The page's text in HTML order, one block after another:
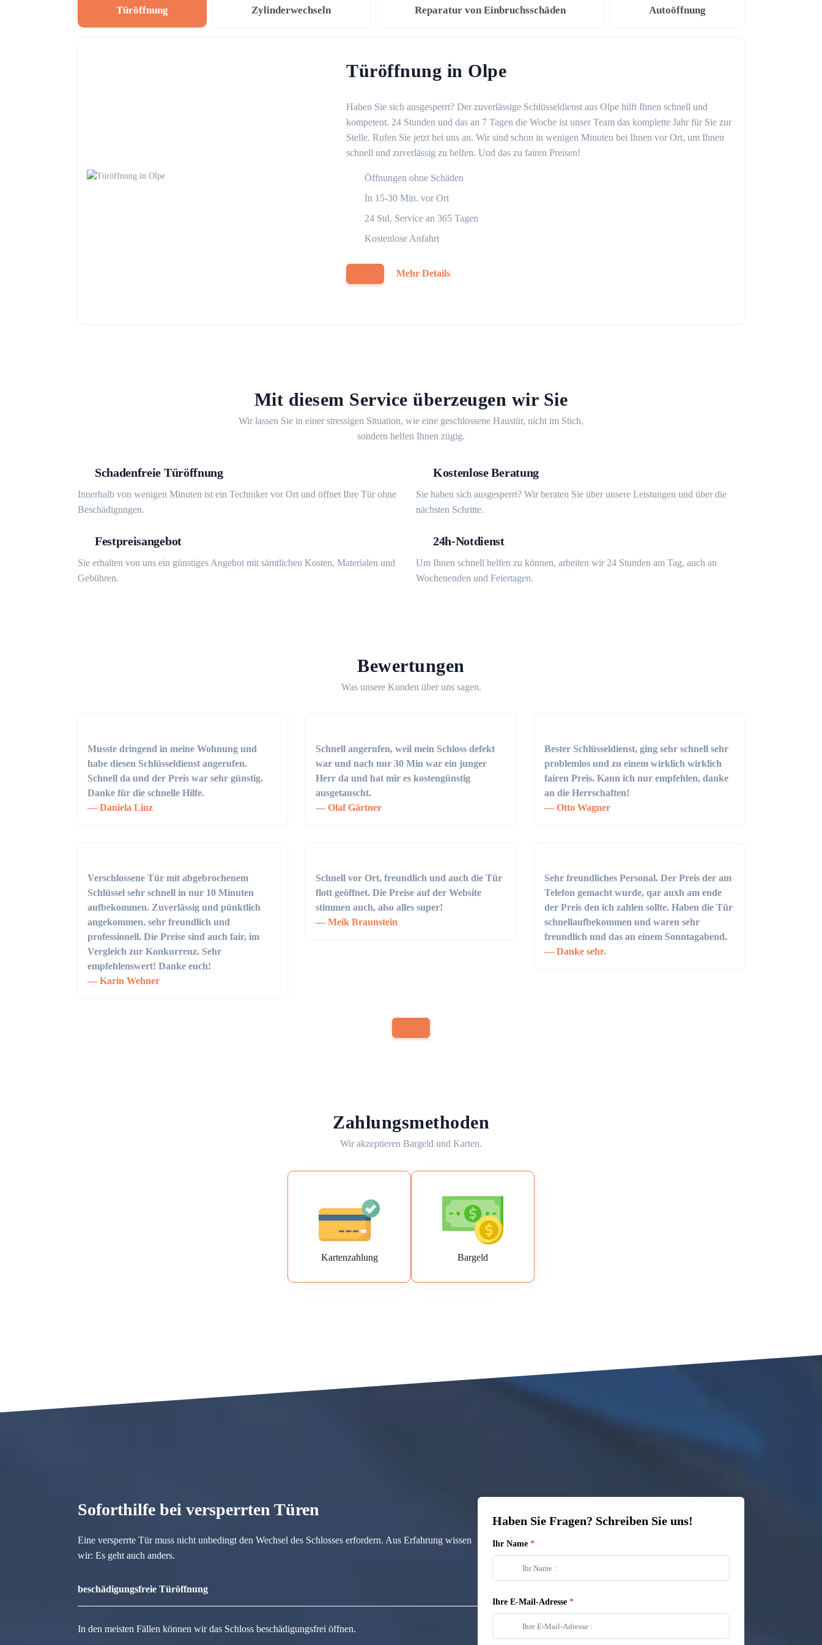
Türöffnung Zylinderwechseln Reparatur von Einbruchsschäden Autoöffnung
Türöffnung in Olpe
Haben Sie sich ausgesperrt? Der zuverlässige Schlüsseldienst aus Olpe hilft Ihnen schnell und
kompetent. 24 Stunden und das an 7 Tagen die Woche ist unser Team das komplette Jahr für Sie zur
Stelle. Rufen Sie jetzt bei uns an. Wir sind schon in wenigen Minuten bei Ihnen vor Ort, um Ihnen
schnell und zuverlässig zu helfen. Und das zu fairen Preisen!
Öffnungen ohne Schäden
In 15-30 Min. vor Ort
24 Std. Service an 365 Tagen
Kostenlose Anfahrt
Mehr Details
Mit diesem Service überzeugen wir Sie
Wir lassen Sie in einer stressigen Situation, wie eine geschlossene Haustür, nicht im Stich,
sondern helfen Ihnen zügig.
Schadenfreie Türöffnung
Innerhalb von wenigen Minuten ist ein Techniker vor Ort und öffnet Ihre Tür ohne
Beschädigungen.
Kostenlose Beratung
Sie haben sich ausgesperrt? Wir beraten Sie über unsere Leistungen und über die
nächsten Schritte.
Festpreisangebot
Sie erhalten von uns ein günstiges Angebot mit sämtlichen Kosten, Materialen und
Gebühren.
24h-Notdienst
Um Ihnen schnell helfen zu können, arbeiten wir 24 Stunden am Tag, auch an
Wochenenden und Feiertagen.
Bewertungen
Was unsere Kunden über uns sagen.
Musste dringend in meine Wohnung und
habe diesen Schlüsseldienst angerufen.
Schnell da und der Preis war sehr günstig.
Danke für die schnelle Hilfe.
Daniela Linz
Schnell angerufen, weil mein Schloss defekt
war und nach nur 30 Min war ein junger
Herr da und hat mir es kostengünstig
ausgetauscht.
Olaf Gärtner
Bester Schlüsseldienst, ging sehr schnell sehr
problemlos und zu einem wirklich wirklich
fairen Preis. Kann ich nur empfehlen, danke
an die Herrschaften!
Otto Wagner
Verschlossene Tür mit abgebrochenem
Schlüssel sehr schnell in nur 10 Minuten
aufbekommen. Zuverlässig und pünktlich
angekommen, sehr freundlich und
professionell. Die Preise sind auch fair, im
Vergleich zur Konkurrenz. Sehr
empfehlenswert! Danke euch!
Karin Wehner
Schnell vor Ort, freundlich und auch die Tür
flott geöffnet. Die Preise auf der Website
stimmen auch, also alles super!
Meik Braunstein
Sehr freundliches Personal. Der Preis der am
Telefon gemacht wurde, qar auxh am ende
der Preis den ich zahlen sollte. Haben die Tür
schnellaufbekommen und waren sehr
freundlich und das an einem Sonntagabend.
Danke sehr.
Zahlungsmethoden
Wir akzeptieren Bargeld und Karten.
Kartenzahlung Bargeld
Soforthilfe bei versperrten Türen
Eine versperrte Tür muss nicht unbedingt den Wechsel des Schlosses erfordern. Aus Erfahrung wissen
wir: Es geht auch anders.
beschädigungsfreie Türöffnung
In den meisten Fällen können wir das Schloss beschädigungsfrei öffnen.
Haben Sie Fragen? Schreiben Sie uns!
Ihr Name
Ihre E-Mail-Adresse